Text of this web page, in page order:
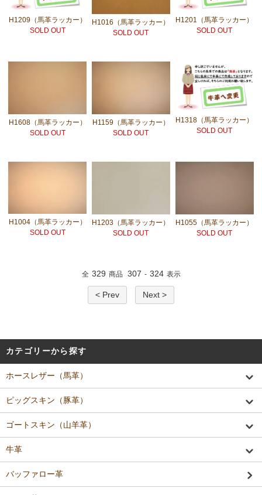
H1209（馬革ラッカー）
SOLD OUT
H1016（馬革ラッカー）
SOLD OUT
H1201（馬革ラッカー）
SOLD OUT
H1608（馬革ラッカー）
SOLD OUT
H1159（馬革ラッカー）
SOLD OUT
H1318（馬革ラッカー）
SOLD OUT
H1004（馬革ラッカー）
SOLD OUT
H1203（馬革ラッカー）
SOLD OUT
H1055（馬革ラッカー）
SOLD OUT
全 329 商品 307 - 324 表示
< Prev Next >
カテゴリーから探す
ホースレザー（馬革）
ピッグスキン（豚革）
ゴートスキン（山羊革）
牛革
バッファロー革